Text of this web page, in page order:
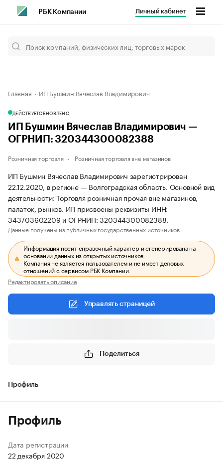
РБК Компании Личный кабинет
Главная ИП Бушмин Вячеслав Владимирович
ДЕЙСТВУЕТОБНОВЛЕНО
ИП Бушмин Вячеслав Владимирович —
ОГРНИП: 320344300082388
Розничная торговля Розничная торговля вне магазинов
ИП Бушмин Вячеслав Владимирович зарегистрирован
22.12.2020, в регионе — Волгоградская область. Основной вид
деятельности: Торговля розничная прочая вне магазинов,
палаток, рынков. ИП присвоены реквизиты ИНН:
343703602209 и ОГРНИП: 320344300082388.
Данные получены из публичных государственных источников.
Информация носит справочный характер и сгенерирована на
основании данных из открытых источников.
Компания не является пользователем и не имеет деловых
отношений с сервисом РБК Компании.
Редактировать описание
Управлять страницей
Поделиться
Профиль
Профиль
Дата регистрации
22 декабря 2020